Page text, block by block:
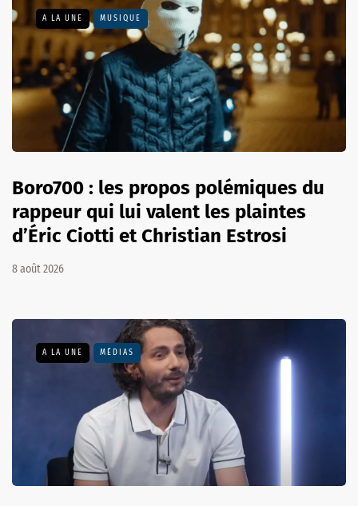
A LA UNE MUSIQUE
Boro700 : les propos polémiques du
rappeur qui lui valent les plaintes
d’Éric Ciotti et Christian Estrosi
8 août 2026
A LA UNE MÉDIAS